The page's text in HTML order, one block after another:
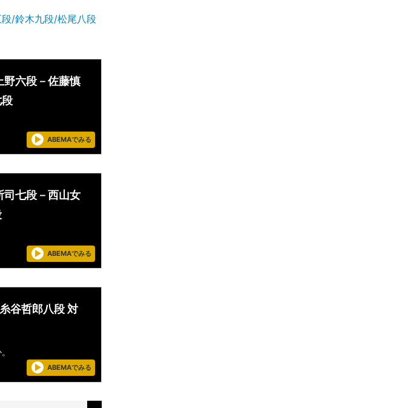
/鈴木九段/松尾八段
六段－佐藤慎
ABEMAでみる
七段－西山女
ABEMAでみる
谷哲郎八段 対
ABEMAでみる